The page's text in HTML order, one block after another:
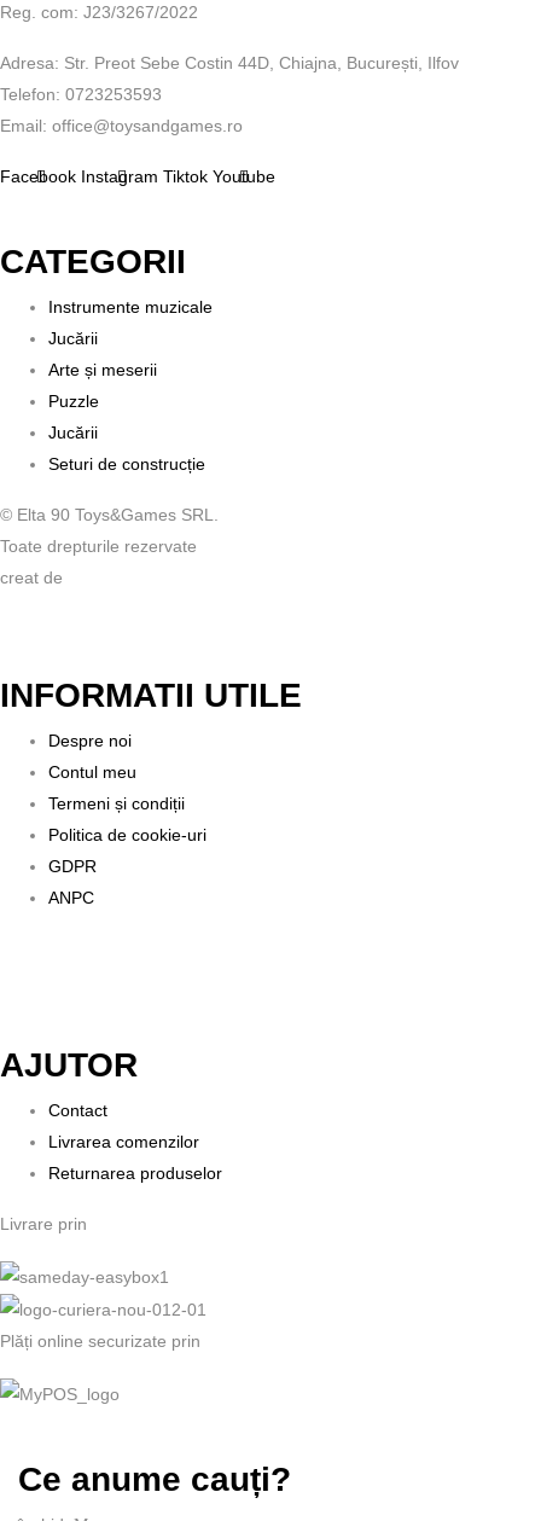
Reg. com: J23/3267/2022
Adresa: Str. Preot Sebe Costin 44D, Chiajna, București, Ilfov
Telefon: 0723253593
Email: office@toysandgames.ro
Facebook Instagram Tiktok Youtube
CATEGORII
Instrumente muzicale
Jucării
Arte și meserii
Puzzle
Jucării
Seturi de construcție
© Elta 90 Toys&Games SRL.
Toate drepturile rezervate
creat de
INFORMATII UTILE
Despre noi
Contul meu
Termeni și condiții
Politica de cookie-uri
GDPR
ANPC
AJUTOR
Contact
Livrarea comenzilor
Returnarea produselor
Livrare prin
Plăți online securizate prin
Ce anume cauți?